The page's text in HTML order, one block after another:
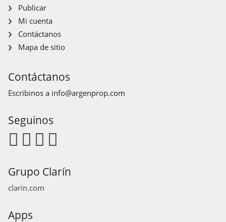
Publicar
Mi cuenta
Contáctanos
Mapa de sitio
Contáctanos
Escribinos a info@argenprop.com
Seguinos
Grupo Clarín
clarín.com
Apps